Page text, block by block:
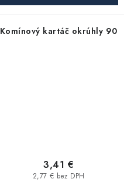
Komínový kartáč okrúhly 90
2,77 € bez DPH
3,41 €